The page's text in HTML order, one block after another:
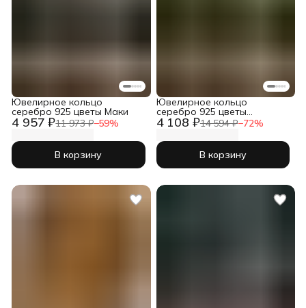
4 957 ₽11 973 ₽−59%
Ювелирное кольцо
серебро 925 цветы Маки
В корзину
4 108 ₽14 594 ₽−72%
Ювелирное кольцо
серебро 925 цветы
Одуванчик
В корзину